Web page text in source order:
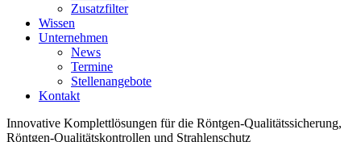
Zusatzfilter
Wissen
Unternehmen
News
Termine
Stellenangebote
Kontakt
Innovative Komplettlösungen für die Röntgen-Qualitätssicherung,
Röntgen-Qualitätskontrollen und Strahlenschutz